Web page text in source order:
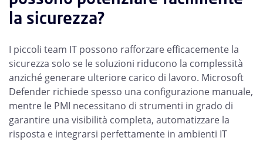
la sicurezza?
I piccoli team IT possono rafforzare efficacemente la
sicurezza solo se le soluzioni riducono la complessità
anziché generare ulteriore carico di lavoro. Microsoft
Defender richiede spesso una configurazione manuale,
mentre le PMI necessitano di strumenti in grado di
garantire una visibilità completa, automatizzare la
risposta e integrarsi perfettamente in ambienti IT